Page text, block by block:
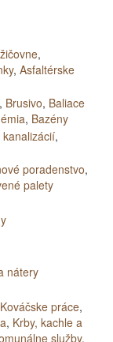
,
, Asfaltérske
, Brusivo, Baliace
, Bazény
,
poradenstvo,
palety
nátery
Kováčske práce,
, Krby, kachle a
služby,